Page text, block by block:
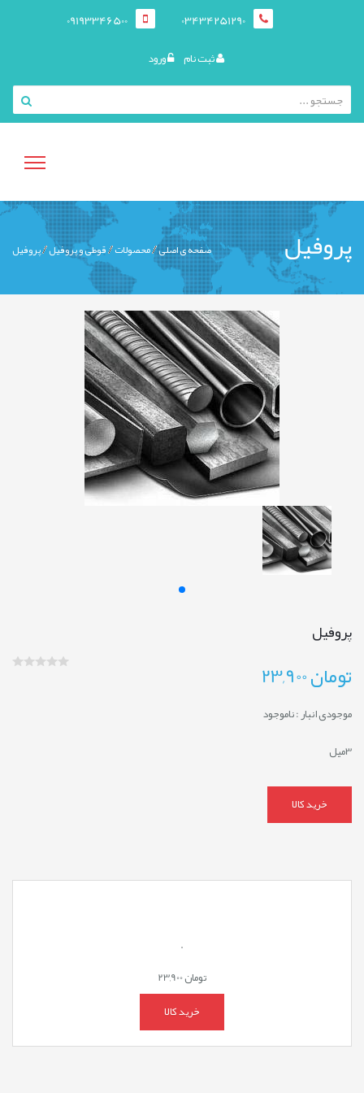
03434251290
09193346500
ثبت نام ورود
منوی
کاربری
پروفیل صفحه ی اصلی محصولات قوطی و پروفيل پروفیل
پروفیل
تومان
موجودی انبار :ناموجود
3میل
خرید کالا
.
تومان
خرید کالا